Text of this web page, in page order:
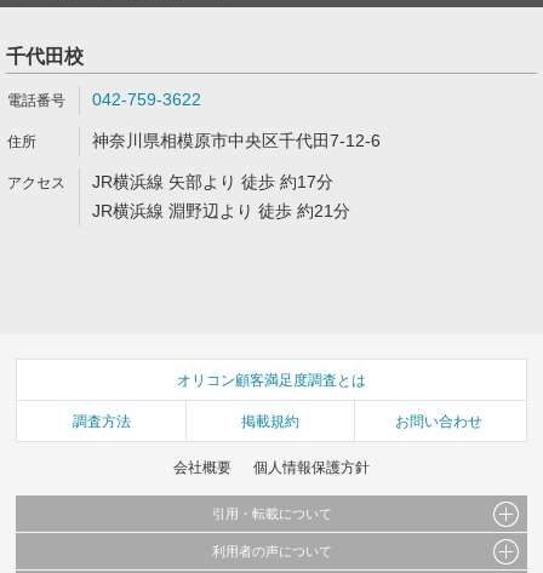
千代田校
042-759-3622
神奈川県相模原市中央区千代田7-12-6
JR横浜線 矢部より 徒歩 約17分
JR横浜線 淵野辺より 徒歩 約21分
オリコン顧客満足度調査とは
調査方法 掲載規約 お問い合わせ
会社概要 個人情報保護方針
引用・転載について
当サイトで公開されている情報（文字、写真、イラスト、画像データ等）及びこれらの配
利用者の声について